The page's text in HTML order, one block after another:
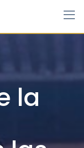
la